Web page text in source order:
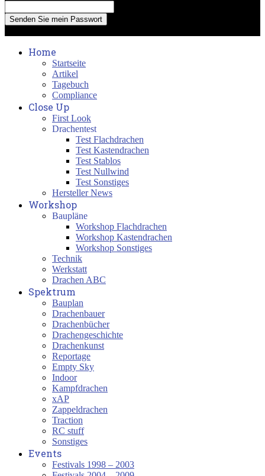
Home
Startseite
Artikel
Tagebuch
Compliance
Close Up
First Look
Drachentest
Test Flachdrachen
Test Kastendrachen
Test Stablos
Test Nullwind
Test Sonstiges
Hersteller News
Workshop
Baupläne
Workshop Flachdrachen
Workshop Kastendrachen
Workshop Sonstiges
Technik
Werkstatt
Drachen ABC
Spektrum
Bauplan
Drachenbauer
Drachenbücher
Drachengeschichte
Drachenkunst
Reportage
Empty Sky
Indoor
Kampfdrachen
xAP
Zappeldrachen
Traction
RC stuff
Sonstiges
Events
Festivals 1998 – 2003